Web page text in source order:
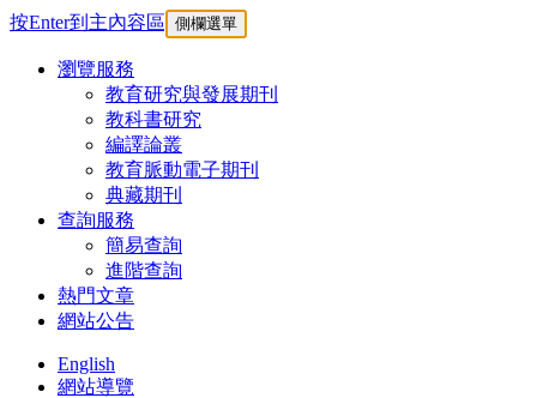
按Enter到主內容區 側欄選單
瀏覽服務
教育研究與發展期刊
教科書研究
編譯論叢
教育脈動電子期刊
典藏期刊
查詢服務
簡易查詢
進階查詢
熱門文章
網站公告
English
網站導覽